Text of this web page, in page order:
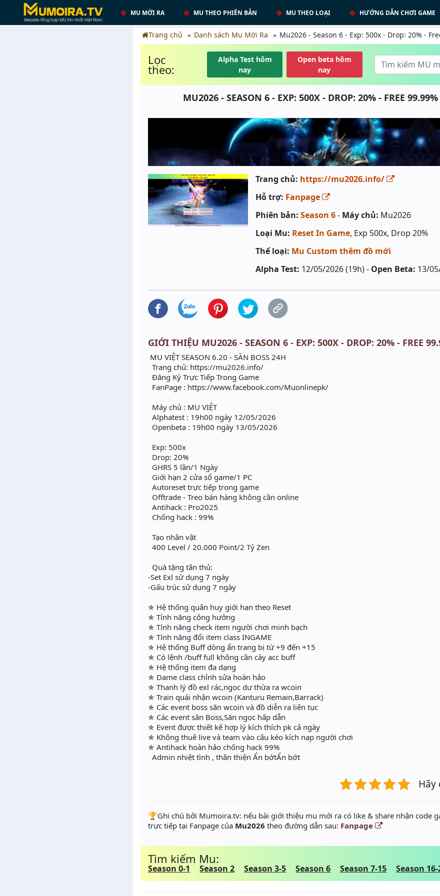
MU MỚI RA MU THEO PHIÊN BẢN MU THEO LOẠI HƯỚNG DẪN CHƠI GAME
Trang chủ Danh sách Mu Mới Ra Mu2026 - Season 6 - Exp: 500x - Drop: 20% -
Lọc
theo:
Alpha Test hôm
nay
Open beta hôm
nay
MU2026 - SEASON 6 - EXP: 500X - DROP: 20% - FREE 99.99%
Trang chủ: https://mu2026.info/
Hỗ trợ: Fanpage
Phiên bản: Season 6- Máy chủ: Mu2026
Loại Mu: Reset In Game, Exp 500x, Drop 20%
Thể loại: Mu Custom thêm đồ mới
Alpha Test: 12/05/2026 (19h) - Open Beta: 13/
GIỚI THIỆU MU2026 - SEASON 6 - EXP: 500X - DROP: 20% - FREE
MU VIỆT SEASON 6.20 - SĂN BOSS 24H
Trang chủ: https://mu2026.info/
Đăng Ký Trực Tiếp Trong Game
FanPage : https://www.facebook.com/Muonlinepk/
Máy chủ : MU VIỆT
Alphatest : 19h00 ngày 12/05/2026
Openbeta : 19h00 ngày 13/05/2026
Exp: 500x
Drop: 20%
GHRS 5 lần/1 Ngày
Giới hạn 2 cửa sổ game/1 PC
Autoreset trực tiếp trong game
Offtrade - Treo bán hàng không cần online
Antihack : Pro2025
Chống hack : 99%
Tạo nhân vật
400 Level / 20.000 Point/2 Tỷ Zen
Quà tặng tân thủ:
-Set Exl sử dụng 7 ngày
-Gấu trúc sử dụng 7 ngày
✯ Hệ thống quân huy giới hạn theo Reset
✯ Tính năng cộng hưởng
✯ Tính năng check item người chơi minh bạch
✯ Tính năng đổi item class INGAME
✯ Hệ thống Buff dòng ẩn trang bị từ +9 đến +15
✯ Có lệnh /buff full không cần cày acc buff
✯ Hệ thống item đa dạng
✯ Dame class chỉnh sửa hoàn hảo
✯ Thanh lý đồ exl rác,ngọc dư thừa ra wcoin
✯ Train quái nhận wcoin (Kanturu Remain,Barrack)
✯ Các event boss săn wcoin và đồ diễn ra liên tục
✯ Các event săn Boss,Săn ngọc hấp dẫn
✯ Event được thiết kế hợp lý kích thích pk cả ngày
✯ Không thuê live và team vào câu kéo kích nạp người chơi
✯ Antihack hoàn hảo chống hack 99%
Admin nhiệt tình , thân thiện Ẩn bớtẨn bớt
Hãy
️🏆Ghi chú bởi Mumoira.tv: nếu bài giới thiệu mu mới ra có like & share nhận code
trực tiếp tại Fanpage của Mu2026 theo đường dẫn sau: Fanpage
Tìm kiếm Mu:
Season 0-1 Season 2 Season 3-5 Season 6 Season 7-15 Season 16-